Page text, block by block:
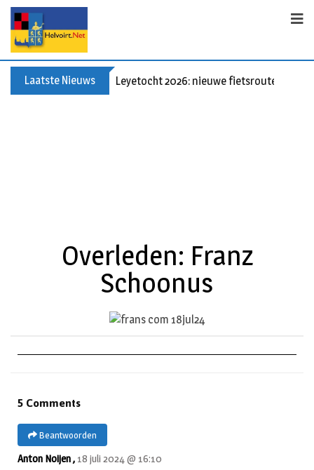
Laatste Nieuws Leyetocht 2026: nieuwe fietsroutes
Overleden: Franz
Schoonus
5 Comments
Beantwoorden
Anton Noijen , 18 juli 2024 @ 16:10